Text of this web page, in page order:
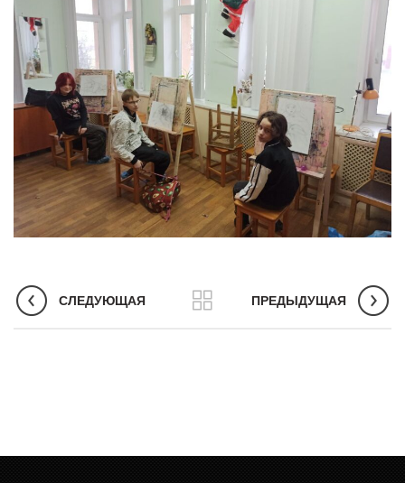
СЛЕДУЮЩАЯ ПРЕДЫДУЩАЯ